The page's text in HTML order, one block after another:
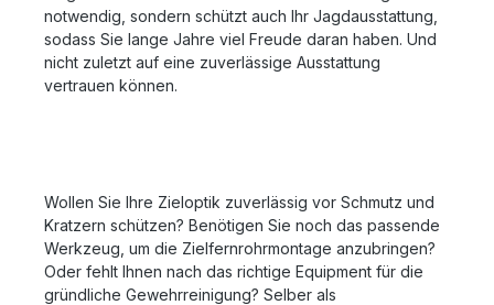
notwendig, sondern schützt auch Ihr Jagdausstattung,
sodass Sie lange Jahre viel Freude daran haben. Und
nicht zuletzt auf eine zuverlässige Ausstattung
vertrauen können.
Wollen Sie Ihre Zieloptik zuverlässig vor Schmutz und
Kratzern schützen? Benötigen Sie noch das passende
Werkzeug, um die Zielfernrohrmontage anzubringen?
Oder fehlt Ihnen nach das richtige Equipment für die
gründliche Gewehrreinigung? Selber als